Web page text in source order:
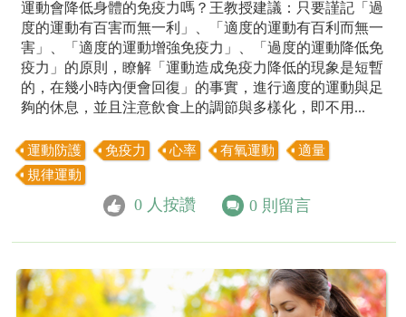
運動會降低身體的免疫力嗎？王教授建議：只要謹記「過
度的運動有百害而無一利」、「適度的運動有百利而無一
害」、「適度的運動增強免疫力」、「過度的運動降低免
疫力」的原則，瞭解「運動造成免疫力降低的現象是短暫
的，在幾小時內便會回復」的事實，進行適度的運動與足
夠的休息，並且注意飲食上的調節與多樣化，即不用...
運動防護 免疫力 心率 有氧運動
適量
規律運動
0 人按讚 0 則留言